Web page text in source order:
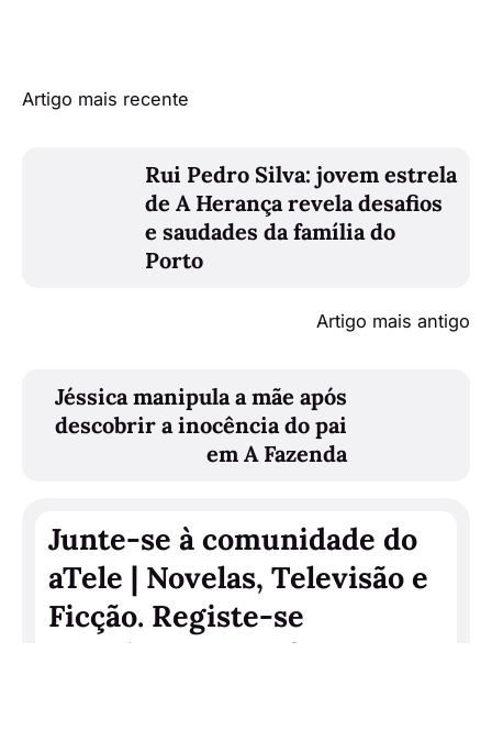
Artigo mais recente
Rui Pedro Silva: jovem estrela
de A Herança revela desafios
e saudades da família do
Porto
Artigo mais antigo
Jéssica manipula a mãe após
descobrir a inocência do pai
em A Fazenda
Junte-se à comunidade do
aTele | Novelas, Televisão e
Ficção. Registe-se
gratuitamente e faça